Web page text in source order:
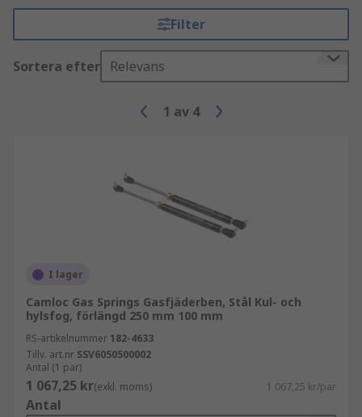
Filter
Sortera efter Relevans
1 av 4
I lager
Camloc Gas Springs Gasfjäderben, Stål Kul- och
hylsfog, förlängd 250 mm 100 mm
RS-artikelnummer 182-4633
Tillv. art.nr SSV6050500002
Antal (1 par)
1 067,25 kr(exkl. moms) 1 067,25 kr/par
Antal